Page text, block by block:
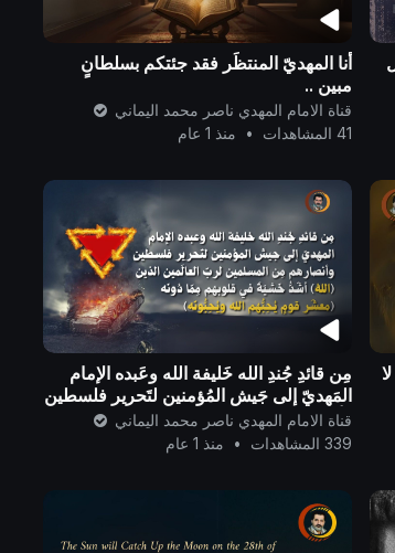
أنا المهديّ المنتظَر فقد جئتكم بسلطانٍ
مبين ..
قناة الامام المهدي ناصر محمد اليماني
41 المشاهدات
• منذ 1 عام
مِن قائدِ جُندِ الله خَليفة الله وعَبده الإمام
المَهديّ إلى جَيش المُؤمنين لتَحرير فلسطين
وأنصارهم مِن المُسلِمين لِرَبّ العالَمين..
قناة الامام المهدي ناصر محمد اليماني
339 المشاهدات
• منذ 1 عام